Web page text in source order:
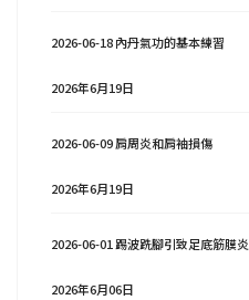
2026-06-18 內丹氣功的基本練習
2026年6月19日
2026-06-09 肩周炎和肩袖損傷
2026年6月19日
2026-06-01 踢波跣腳引致足底筋膜炎
2026年6月06日